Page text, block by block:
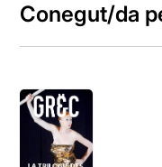
Conegut/da